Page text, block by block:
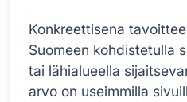
Konkreettisena
Suomeen kohdistetulla
tai lähialueella
arvo on useimmilla